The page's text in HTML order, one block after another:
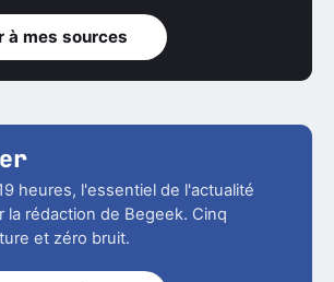
à mes sources
heures, l'essentiel de l'actualité
la rédaction de Begeek. Cinq
et zéro bruit.